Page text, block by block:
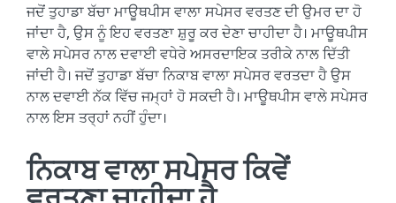
ਜਦੋਂ ਤੁਹਾਡਾ ਬੱਚਾ ਮਾਊਥਪੀਸ ਵਾਲਾ ਸਪੇਸਰ ਵਰਤਣ ਦੀ ਉਮਰ ਦਾ ਹੋ
ਜਾਂਦਾ ਹੈ, ਉਸ ਨੂੰ ਇਹ ਵਰਤਣਾ ਸ਼ੁਰੂ ਕਰ ਦੇਣਾ ਚਾਹੀਦਾ ਹੈ। ਮਾਊਥਪੀਸ
ਵਾਲੇ ਸਪੇਸਰ ਨਾਲ ਦਵਾਈ ਵਧੇਰੇ ਅਸਰਦਾਇਕ ਤਰੀਕੇ ਨਾਲ ਦਿੱਤੀ
ਜਾਂਦੀ ਹੈ। ਜਦੋਂ ਤੁਹਾਡਾ ਬੱਚਾ ਨਿਕਾਬ ਵਾਲਾ ਸਪੇਸਰ ਵਰਤਦਾ ਹੈ ਉਸ
ਨਾਲ ਦਵਾਈ ਨੱਕ ਵਿੱਚ ਜਮ੍ਹਾਂ ਹੋ ਸਕਦੀ ਹੈ। ਮਾਊਥਪੀਸ ਵਾਲੇ ਸਪੇਸਰ
ਨਾਲ ਇਸ ਤਰ੍ਹਾਂ ਨਹੀਂ ਹੁੰਦਾ।
ਨਿਕਾਬ ਵਾਲਾ ਸਪੇਸਰ ਕਿਵੇਂ